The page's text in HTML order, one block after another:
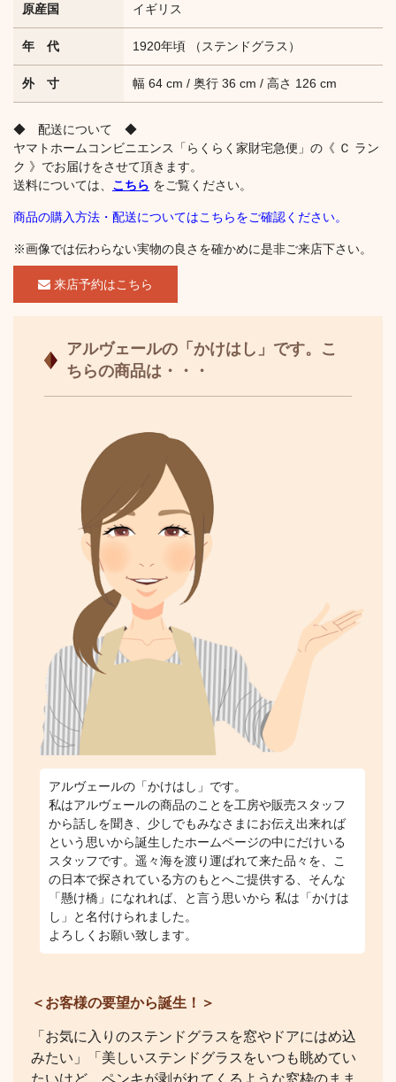
原産国 イギリス
年 代 1920年頃 （ステンドグラス）
外 寸 幅 64 cm / 奥行 36 cm / 高さ 126 cm
◆ 配送について ◆
ヤマトホームコンビニエンス「らくらく家財宅急便」の《 Ｃ ラン
ク 》でお届けをさせて頂きます。
送料については、 こちら をご覧ください。
商品の購入方法・配送についてはこちらをご確認ください。
※画像では伝わらない実物の良さを確かめに是非ご来店下さい。
来店予約はこちら
アルヴェールの「かけはし」です。こ
ちらの商品は・・・
アルヴェールの「かけはし」です。
私はアルヴェールの商品のことを工房や販売スタッフ
から話しを聞き、少しでもみなさまにお伝え出来れば
という思いから誕生したホームページの中にだけいる
スタッフです。遥々海を渡り運ばれて来た品々を、こ
の日本で探されている方のもとへご提供する、そんな
「懸け橋」になれれば、と言う思いから 私は「かけは
し」と名付けられました。
よろしくお願い致します。
＜お客様の要望から誕生！＞
「お気に入りのステンドグラスを窓やドアにはめ込
みたい」「美しいステンドグラスをいつも眺めてい